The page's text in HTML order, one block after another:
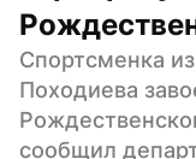
Спортсменка
Походиева
сообщил